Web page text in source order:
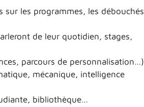
les programmes, les débouchés
de leur quotidien, stages,
parcours de personnalisation…)
mécanique, intelligence
bibliothèque…